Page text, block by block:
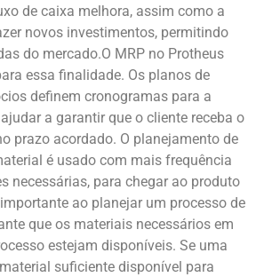
de caixa melhora, assim como a
novos investimentos, permitindo
do mercado.O MRP no Protheus
essa finalidade. Os planos de
definem cronogramas para a
a garantir que o cliente receba o
prazo acordado. O planejamento de
é usado com mais frequência
necessárias, para chegar ao produto
ao planejar um processo de
que os materiais necessários em
estejam disponíveis. Se uma
suficiente disponível para